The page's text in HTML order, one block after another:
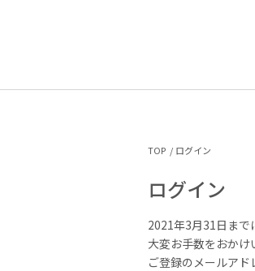
TOP ログイン
ログイン
2021年3月31日まで
大変お手数をおか
ご登録のメールアド